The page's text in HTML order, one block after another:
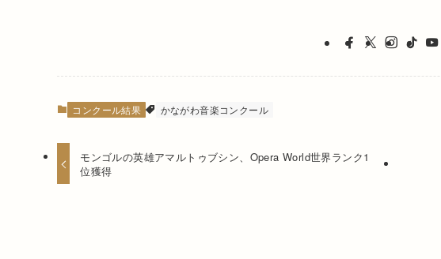
コンクール結果 かながわ音楽コンクール
モンゴルの英雄アマルトゥブシン、Opera World世界ランク1
位獲得